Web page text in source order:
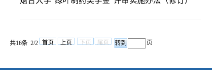
共16条 2/2 首页 上页 下页 尾页 页